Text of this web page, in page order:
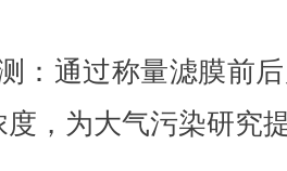
通过称量滤膜前后
度，为大气污染研究